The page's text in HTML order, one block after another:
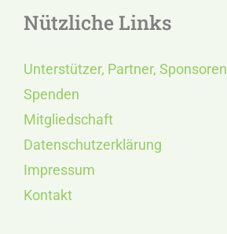
Nützliche Links
Unterstützer, Partner, Sponsoren
Spenden
Mitgliedschaft
Datenschutzerklärung
Impressum
Kontakt